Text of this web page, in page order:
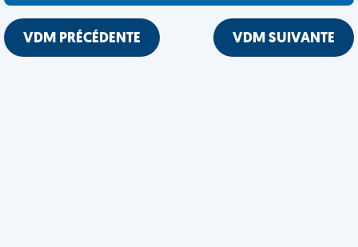
VDM PRÉCÉDENTE VDM SUIVANTE